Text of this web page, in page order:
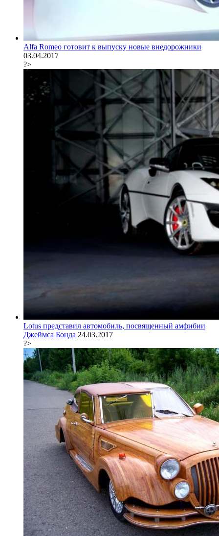
Alfa Romeo готовит к выпуску новые внедорожники
03.04.2017
?>
Lotus представил автомобиль, посвященный амфибии
Джеймса Бонда 24.03.2017
?>